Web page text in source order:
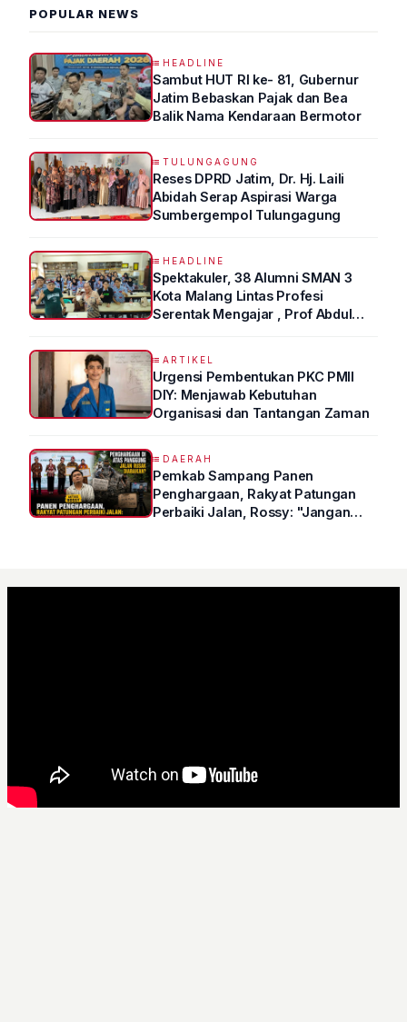
POPULAR NEWS
HEADLINE
Sambut HUT RI ke- 81, Gubernur
Jatim Bebaskan Pajak dan Bea
Balik Nama Kendaraan Bermotor
TULUNGAGUNG
Reses DPRD Jatim, Dr. Hj. Laili
Abidah Serap Aspirasi Warga
Sumbergempol Tulungagung
HEADLINE
Spektakuler, 38 Alumni SMAN 3
Kota Malang Lintas Profesi
Serentak Mengajar , Prof Abdul
ARTIKEL
Urgensi Pembentukan PKC PMII
DIY: Menjawab Kebutuhan
Organisasi dan Tantangan Zaman
DAERAH
Pemkab Sampang Panen
Penghargaan, Rakyat Patungan
Perbaiki Jalan, Rossy: "Jangan